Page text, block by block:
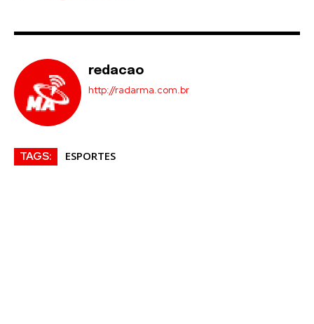
redacao
http://radarma.com.br
TAGS: ESPORTES